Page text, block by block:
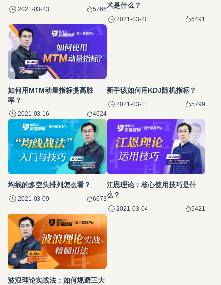
2021-03-23 5766术是什么？
2021-03-20 6491
如何用MTM动量指标提高胜
率？
2021-03-16 4624
新手该如何用KDJ随机指标？
2021-03-11 5799
均线的多空头排列怎么看？
2021-03-09 6673
江恩理论：核心使用技巧是什
么？
2021-03-04 5421
波浪理论实战法：如何规避三大